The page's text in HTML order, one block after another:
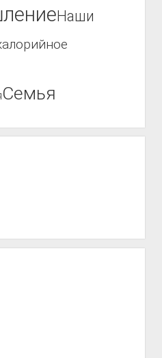
Наши
Семья